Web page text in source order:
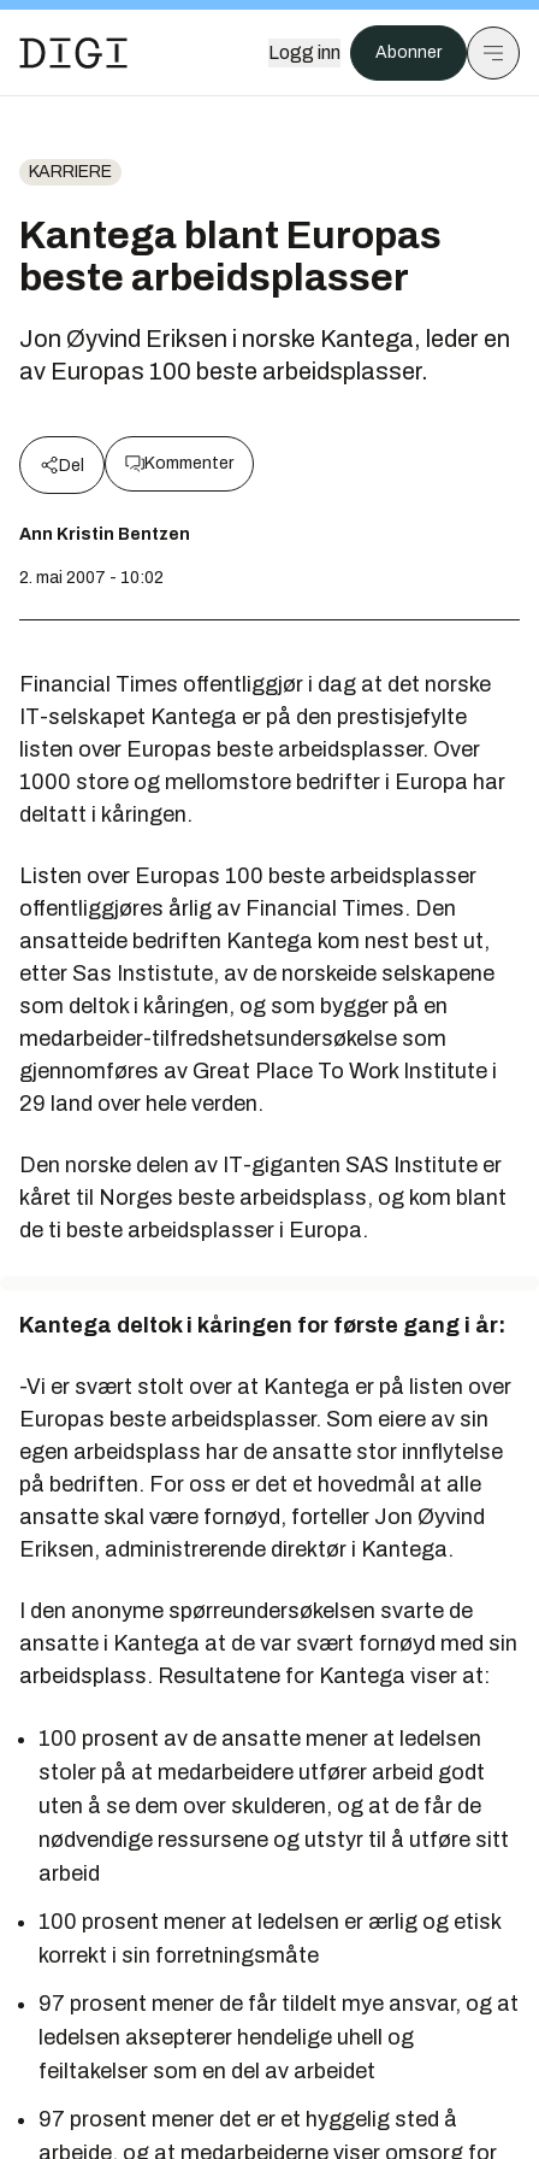
Logg inn Abonner
KARRIERE
Kantega blant Europas
beste arbeidsplasser
Jon Øyvind Eriksen i norske Kantega, leder en
av Europas 100 beste arbeidsplasser.
Del Kommenter
Ann Kristin Bentzen
2. mai 2007 - 10:02
Financial Times offentliggjør i dag at det norske
IT-selskapet Kantega er på den prestisjefylte
listen over Europas beste arbeidsplasser. Over
1000 store og mellomstore bedrifter i Europa har
deltatt i kåringen.
Listen over Europas 100 beste arbeidsplasser
offentliggjøres årlig av Financial Times. Den
ansatteide bedriften Kantega kom nest best ut,
etter Sas Instistute, av de norskeide selskapene
som deltok i kåringen, og som bygger på en
medarbeider-tilfredshetsundersøkelse som
gjennomføres av Great Place To Work Institute i
29 land over hele verden.
Den norske delen av IT-giganten SAS Institute er
kåret til Norges beste arbeidsplass, og kom blant
de ti beste arbeidsplasser i Europa.
Kantega deltok i kåringen for første gang i år:
-Vi er svært stolt over at Kantega er på listen over
Europas beste arbeidsplasser. Som eiere av sin
egen arbeidsplass har de ansatte stor innflytelse
på bedriften. For oss er det et hovedmål at alle
ansatte skal være fornøyd, forteller Jon Øyvind
Eriksen, administrerende direktør i Kantega.
I den anonyme spørreundersøkelsen svarte de
ansatte i Kantega at de var svært fornøyd med sin
arbeidsplass. Resultatene for Kantega viser at:
100 prosent av de ansatte mener at ledelsen
stoler på at medarbeidere utfører arbeid godt
uten å se dem over skulderen, og at de får de
nødvendige ressursene og utstyr til å utføre sitt
arbeid
100 prosent mener at ledelsen er ærlig og etisk
korrekt i sin forretningsmåte
97 prosent mener de får tildelt mye ansvar, og at
ledelsen aksepterer hendelige uhell og
feiltakelser som en del av arbeidet
97 prosent mener det er et hyggelig sted å
arbeide, og at medarbeiderne viser omsorg for